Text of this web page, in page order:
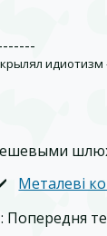
идиотизм
Металеві
: Попередня